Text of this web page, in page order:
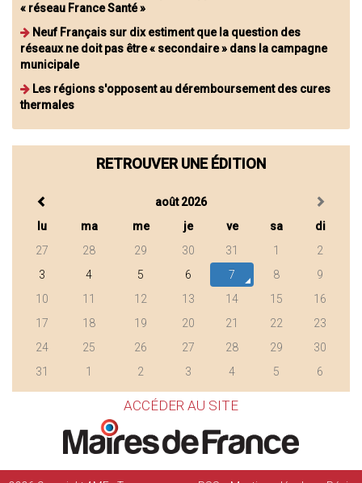
« réseau France Santé »
Neuf Français sur dix estiment que la question des
réseaux ne doit pas être « secondaire » dans la campagne
municipale
Les régions s'opposent au déremboursement des cures
thermales
RETROUVER UNE ÉDITION
août 2026
lu
ma me je ve sa
di
27
28 29 30 31 1
2
3
4 5 6 7 8
9
10
11 12 13 14 15
16
17
18 19 20 21 22
23
24
25 26 27 28 29
30
31
1 2 3 4 5 6
ACCÉDER AU SITE